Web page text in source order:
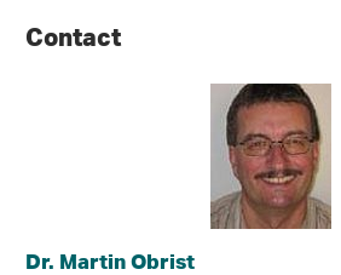
Contact
Dr. Martin Obrist